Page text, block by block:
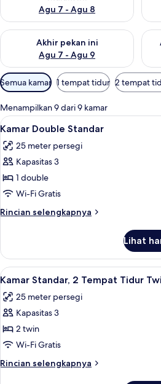
Agu 7 - Agu 8
Akhir pekan ini
Agu 7 - Agu 9
Periksa ketersediaan untuk akhir
Filter
tersedia
untuk
kamar
Semua kamar 1 tempat tidur 2 tempat
Menampilkan 9 dari 9 kamar
Lihat
semua
foto
untuk
Kamar
Double
Standar
4
Kamar Double Standar
25 meter persegi
Kapasitas 3
1 double
Wi-Fi Gratis
Rincian selengkapnya
Rincian
Kamar
Double
Standar
Lihat
Lihat
semua
foto
untuk
Kamar
Standar,
2
Tempat
5
Kamar Standar, 2 Tempat Tidur
25 meter persegi
Kapasitas 3
2 twin
Wi-Fi Gratis
Rincian selengkapnya
Rincian